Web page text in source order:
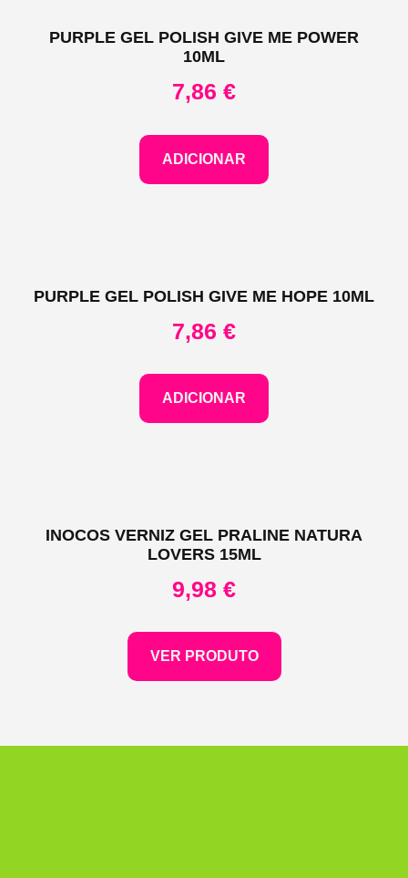
PURPLE GEL POLISH GIVE ME POWER
10ML
7,86 €
ADICIONAR
PURPLE GEL POLISH GIVE ME HOPE 10ML
7,86 €
ADICIONAR
INOCOS VERNIZ GEL PRALINE NATURA
LOVERS 15ML
9,98 €
VER PRODUTO